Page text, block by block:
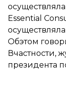
Essential
Обэтом
Вчастности,
президента